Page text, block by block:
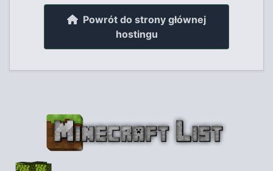
Powrót do strony głównej
hostingu